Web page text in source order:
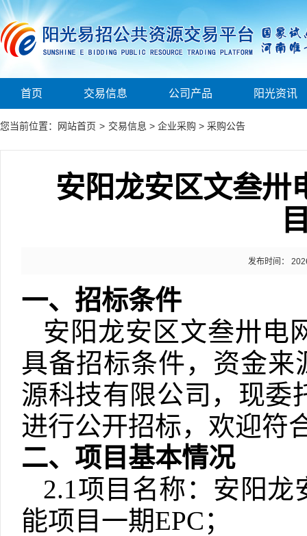
首页 交易信息 公司产品 阳光资讯
您当前位置： 网站首页 > 交易信息 > 企业采购 > 采购公告
安阳龙安区文叁卅
发布时间：
一、招标条件
安阳龙安区文叁卅电
具备招标条件，资金
源科技有限公司，现委
进行公开招标，欢迎符
二、项目基本情况
2.1项目名称：安阳龙
能项目一期EPC；